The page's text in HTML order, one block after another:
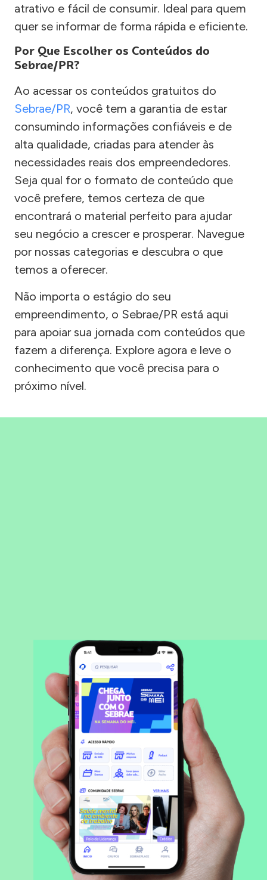
atrativo e fácil de consumir. Ideal para quem
quer se informar de forma rápida e eficiente.
Por Que Escolher os Conteúdos do
Sebrae/PR?
Ao acessar os conteúdos gratuitos do
Sebrae/PR, você tem a garantia de estar
consumindo informações confiáveis e de
alta qualidade, criadas para atender às
necessidades reais dos empreendedores.
Seja qual for o formato de conteúdo que
você prefere, temos certeza de que
encontrará o material perfeito para ajudar
seu negócio a crescer e prosperar. Navegue
por nossas categorias e descubra o que
temos a oferecer.
Não importa o estágio do seu
empreendimento, o Sebrae/PR está aqui
para apoiar sua jornada com conteúdos que
fazem a diferença. Explore agora e leve o
conhecimento que você precisa para o
próximo nível.